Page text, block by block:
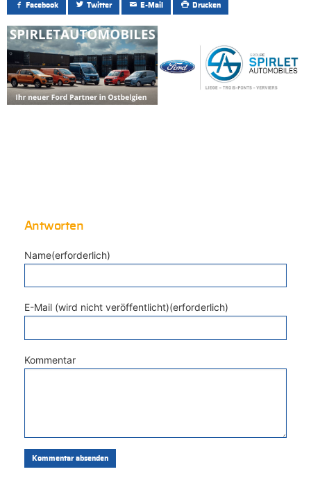
Facebook Twitter E-Mail Drucken
Antworten
Name(erforderlich)
E-Mail (wird nicht veröffentlicht)(erforderlich)
Kommentar